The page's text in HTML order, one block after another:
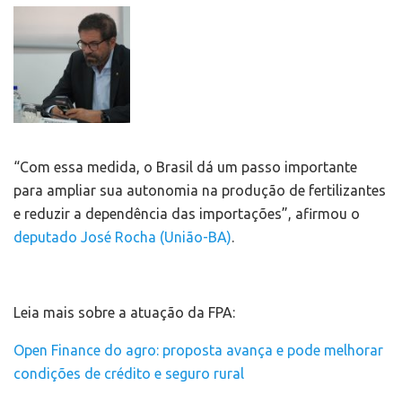
“Com essa medida, o Brasil dá um passo importante
para ampliar sua autonomia na produção de fertilizantes
e reduzir a dependência das importações”, afirmou o
deputado José Rocha (União-BA).
Leia mais sobre a atuação da FPA:
Open Finance do agro: proposta avança e pode melhorar
condições de crédito e seguro rural